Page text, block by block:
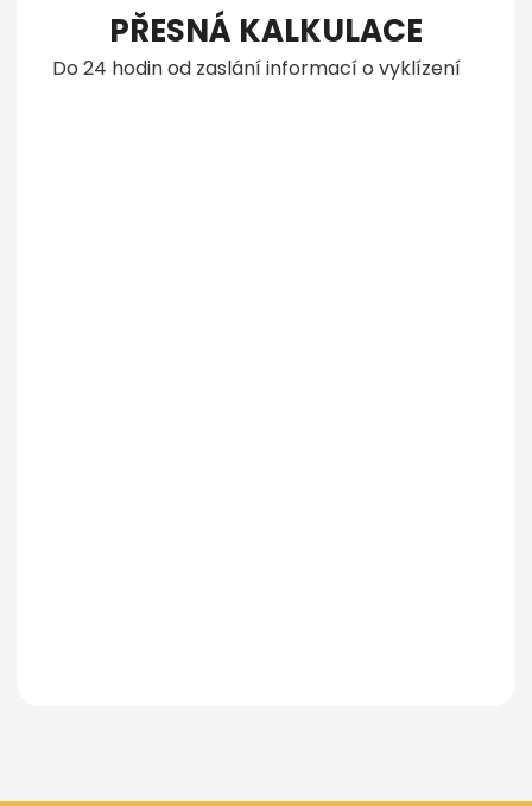
PŘESNÁ KALKULACE
Do 24 hodin od zaslání informací o vyklízení